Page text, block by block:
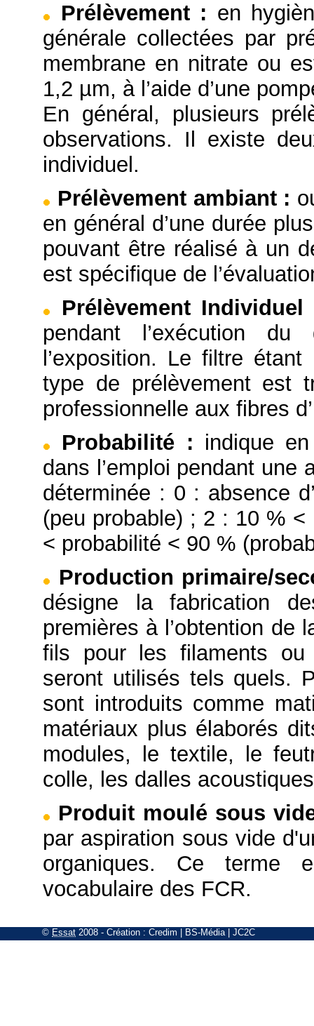
Prélèvement: en
générale collectées par
membrane en nitrate ou
1,2 µm, à l’aide d’une
En général, plusieurs
observations. Il existe
individuel.
Prélèvement ambiant :
en général d’une durée
pouvant être réalisé à un
est spécifique de
Prélèvement Individuel
pendant l’exécution
l’exposition. Le filtre
type de prélèvement est
professionnelle aux fibres
Probabilité : indique
dans l’emploi pendant une
déterminée : 0 : absence
(peu probable) ; 2 : 10 %
< probabilité < 90 %
Production primaire/
désigne la fabrication
premières à l’obtention de
fils pour les filaments ou
seront utilisés tels quels.
sont introduits comme
matériaux plus élaborés
modules, le textile, le
colle, les dalles
Produit moulé sous
par aspiration sous vide
organiques. Ce terme
vocabulaire des FCR.
© Essat 2008 - Création : Credim BS-Média| JC2C